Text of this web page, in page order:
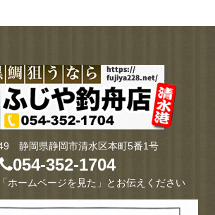
静岡県静岡市清水区本町5番1号
054-352-1704
ホームページを見た」とお伝えください